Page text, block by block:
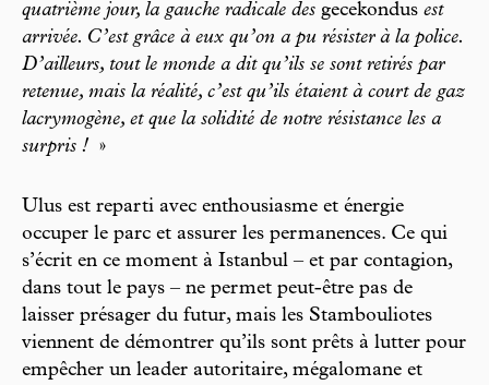
quatrième jour, la gauche radicale des gecekondus est
arrivée. C’est grâce à eux qu’on a pu résister à la police.
D’ailleurs, tout le monde a dit qu’ils se sont retirés par
retenue, mais la réalité, c’est qu’ils étaient à court de gaz
lacrymogène, et que la solidité de notre résistance les a
surpris ! »
Ulus est reparti avec enthousiasme et énergie
occuper le parc et assurer les permanences. Ce qui
s’écrit en ce moment à Istanbul – et par contagion,
dans tout le pays – ne permet peut-être pas de
laisser présager du futur, mais les Stambouliotes
viennent de démontrer qu’ils sont prêts à lutter pour
empêcher un leader autoritaire, mégalomane et